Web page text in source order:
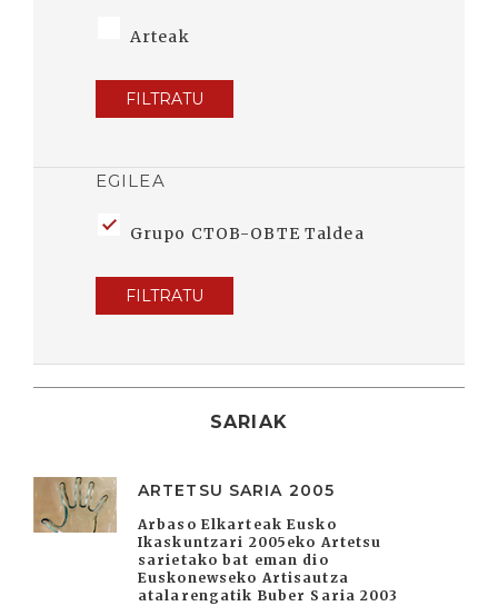
Arteak
FILTRATU
EGILEA
Grupo CTOB-OBTE Taldea
FILTRATU
SARIAK
ARTETSU SARIA 2005
Arbaso Elkarteak Eusko
Ikaskuntzari 2005eko Artetsu
sarietako bat eman dio
Euskonewseko Artisautza
atalarengatik Buber Saria 2003